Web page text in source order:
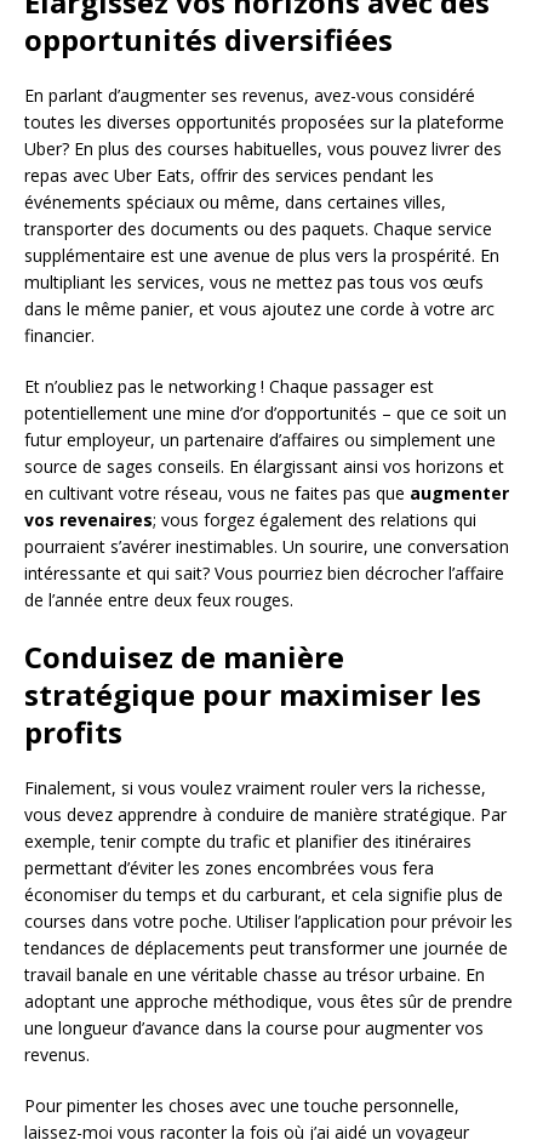
opportunités diversifiées
En parlant d’augmenter ses revenus, avez-vous considéré
toutes les diverses opportunités proposées sur la plateforme
Uber? En plus des courses habituelles, vous pouvez livrer des
repas avec Uber Eats, offrir des services pendant les
événements spéciaux ou même, dans certaines villes,
transporter des documents ou des paquets. Chaque service
supplémentaire est une avenue de plus vers la prospérité. En
multipliant les services, vous ne mettez pas tous vos œufs
dans le même panier, et vous ajoutez une corde à votre arc
financier.
Et n’oubliez pas le networking ! Chaque passager est
potentiellement une mine d’or d’opportunités – que ce soit un
futur employeur, un partenaire d’affaires ou simplement une
source de sages conseils. En élargissant ainsi vos horizons et
en cultivant votre réseau, vous ne faites pas que augmenter
vos revenaires; vous forgez également des relations qui
pourraient s’avérer inestimables. Un sourire, une conversation
intéressante et qui sait? Vous pourriez bien décrocher l’affaire
de l’année entre deux feux rouges.
Conduisez de manière
stratégique pour maximiser les
profits
Finalement, si vous voulez vraiment rouler vers la richesse,
vous devez apprendre à conduire de manière stratégique. Par
exemple, tenir compte du trafic et planifier des itinéraires
permettant d’éviter les zones encombrées vous fera
économiser du temps et du carburant, et cela signifie plus de
courses dans votre poche. Utiliser l’application pour prévoir les
tendances de déplacements peut transformer une journée de
travail banale en une véritable chasse au trésor urbaine. En
adoptant une approche méthodique, vous êtes sûr de prendre
une longueur d’avance dans la course pour augmenter vos
revenus.
Pour pimenter les choses avec une touche personnelle,
laissez-moi vous raconter la fois où j’ai aidé un voyageur